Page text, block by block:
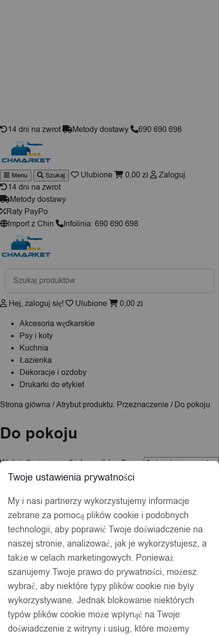
14 dni na zwrot Metody dostawy 690 690 698
Wyszukiwarka
produktów
Menu Szukaj Ulubione 0,00 zł
Zaloguj
14 dni na zwrot
Metody dostawy
Raty PayPo
Import z Chin
Infolinia: 690 690 698
Wyszukiwarka
produktów
Hej, zaloguj się! Ulubione 0,00 zł
Akcesoria wędkarskie
Psy i koty
Kuchnia
Łazienka
Dekoracje i ozdoby
Drukarki do etykiet
Strona główna / Atrybut produktu: Przeznaczenie / Do pokoju
Do pokoju
Wyświetlanie wszystkich wyników: 6
Kolejność
Twoje ustawienia prywatności
My i nasi partnerzy wykorzystujemy informacje
zebrane za pomocą plików cookie i podobnych
technologii, aby poprawić Twoje doświadczenie na
naszej stronie, analizować, jak je wykorzystujesz, a
także w celach marketingowych. Ponieważ
szanujemy Twoje prawo do prywatności, możesz
wybrać, aby niektóre typy plików cookie nie były
wykorzystywane. Jednak blokowanie niektórych
typów plików cookie może wpłynąć na Twoje
doświadczenie z witryny i usług, które możemy